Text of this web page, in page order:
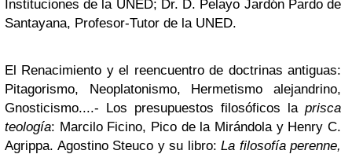
Instituciones de la UNED; Dr. D. Pelayo Jardón Pardo de
Santayana, Profesor-Tutor de la UNED.
El Renacimiento y el reencuentro de doctrinas antiguas:
Pitagorismo, Neoplatonismo, Hermetismo alejandrino,
Gnosticismo....- Los presupuestos filosóficos la prisca
teología: Marcilo Ficino, Pico de la Mirándola y Henry C.
Agrippa. Agostino Steuco y su libro: La filosofía perenne,